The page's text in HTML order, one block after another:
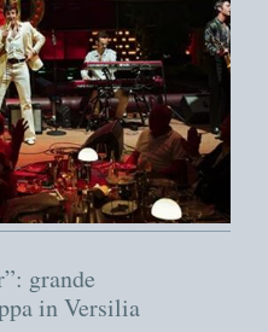
grande
in Versilia